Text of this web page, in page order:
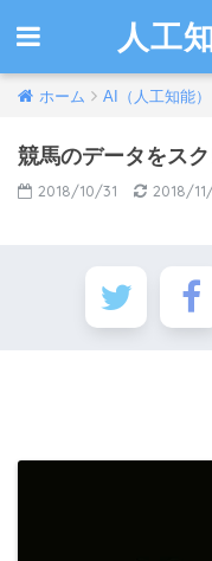
人工
ホーム AI（人工知能）
競馬のデータをス
2018/10/31 2018/